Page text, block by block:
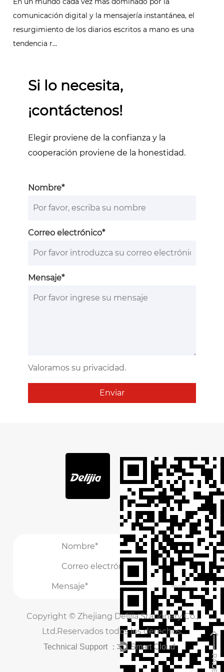
comunicación digital y la mensajería instantánea, el
resurgimiento de los diarios escritos a mano es una
tendencia r...
Si lo necesita,
¡contáctenos!
Elegir proviene de la confianza y la
cooperación proviene de la honestidad.
Nombre*
Correo electrónico*
Mensaje*
Valoramos su privacidad.
/
Copyright © Zhejiang Delijia Stationery Co.,
Ltd.Reservados todos los derechos.
Technical Support ： Smart Cloud